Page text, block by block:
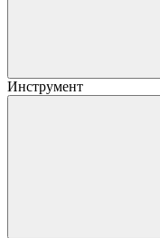
Инструмент